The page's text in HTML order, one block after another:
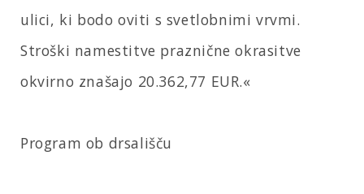
ulici, ki bodo oviti s svetlobnimi vrvmi.
Stroški namestitve praznične okrasitve
okvirno znašajo 20.362,77 EUR.«
Program ob drsališču